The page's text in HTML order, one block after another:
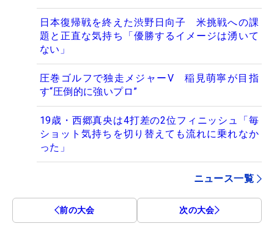
日本復帰戦を終えた渋野日向子 米挑戦への課
題と正直な気持ち「優勝するイメージは湧いて
ない」
圧巻ゴルフで独走メジャーV 稲見萌寧が目指
す“圧倒的に強いプロ”
19歳・西郷真央は4打差の2位フィニッシュ「毎
ショット気持ちを切り替えても流れに乗れなか
った」
ニュース一覧
前の大会 次の大会